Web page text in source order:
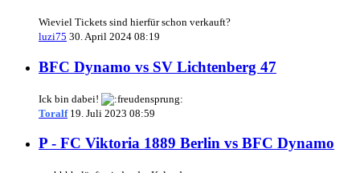
Wieviel Tickets sind hierfür schon verkauft?
luzi75 30. April 2024 08:19
BFC Dynamo vs SV Lichtenberg 47
Ick bin dabei!
Toralf 19. Juli 2023 08:59
P - FC Viktoria 1889 Berlin vs BFC Dynamo